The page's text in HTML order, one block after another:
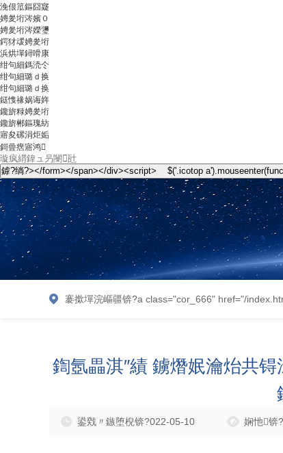
浼佷笟鏂囧寲
娉夎垳涔嬪０
娉夎垳涔嬫瓕
鍔犲叆娉夎垳
浜烘墠鐞嗗康
绀句細鎷涜仒
绀句細璐ｄ换
绀句細璐ｄ换
鎹愯禒娲诲姩
鑱旂粶娉夎垳
鑱旂郴鏂瑰紡
寤夋磥涓炬姤
鎶曡瘔寤鸿
褰撳墠浣嶇疆锛?a class="cor_666" href="/
鍧氬畾淇″績 鐪熸姄瀹炲共锝
鍙戣〃鏃堕棿锛?022-05-10 娴忚锛